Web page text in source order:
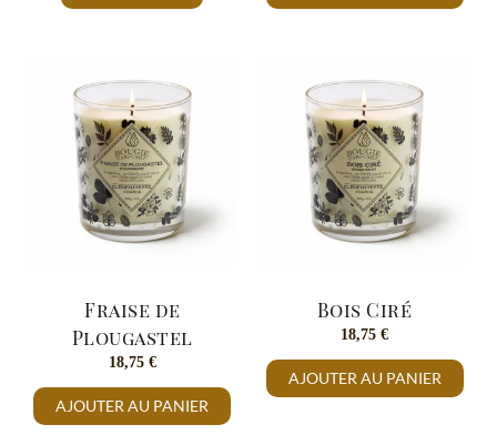
Fraise de
Plougastel
18,75 €
AJOUTER AU PANIER
Bois Ciré
18,75€
AJOUTER AU PANIER